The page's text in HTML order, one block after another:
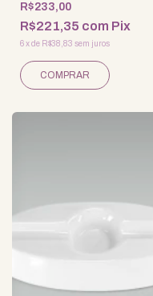
R$233,00
R$221,35 com Pix
6xde R$38,83 sem juros